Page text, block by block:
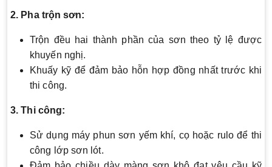
2. Pha trộn sơn:
Trộn đều hai thành phần của sơn theo tỷ lệ được
khuyến nghị.
Khuấy kỹ để đảm bảo hỗn hợp đồng nhất trước khi
thi công.
3. Thi công:
Sử dụng máy phun sơn yếm khí, cọ hoặc rulo để thi
công lớp sơn lót.